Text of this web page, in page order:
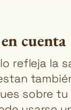
cuenta
refleja la
sobre